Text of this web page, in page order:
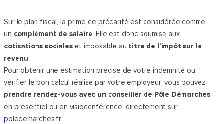
Sur le plan fiscal, la prime de précarité est considérée comme
un complément de salaire. Elle est donc soumise aux
cotisations sociales et imposable au titre de l’impôt sur le
revenu.
Pour obtenir une estimation précise de votre indemnité ou
vérifier le bon calcul réalisé par votre employeur, vous pouvez
prendre rendez-vous avec un conseiller de Pôle Démarches,
en présentiel ou en visioconférence, directement sur
poledemarches.fr.